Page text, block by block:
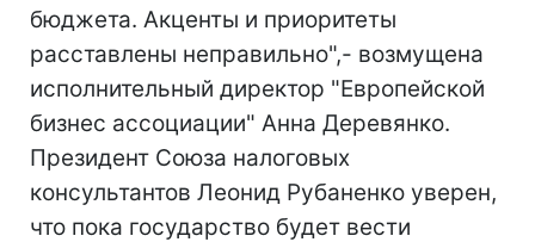
бюджета. Акценты и приоритеты
расставлены неправильно",- возмущена
исполнительный директор "Европейской
бизнес ассоциации" Анна Деревянко.
Президент Союза налоговых
консультантов Леонид Рубаненко уверен,
что пока государство будет вести